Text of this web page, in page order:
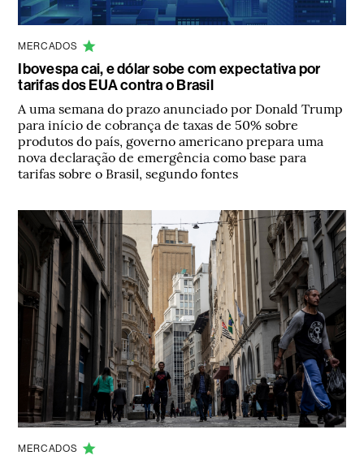
MERCADOS
Ibovespa cai, e dólar sobe com expectativa por
tarifas dos EUA contra o Brasil
A uma semana do prazo anunciado por Donald Trump
para início de cobrança de taxas de 50% sobre
produtos do país, governo americano prepara uma
nova declaração de emergência como base para
tarifas sobre o Brasil, segundo fontes
MERCADOS